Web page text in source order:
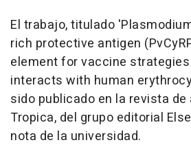
El trabajo, titulado
rich protective antigen
element for vaccine strategies
interacts with human
sido publicado en la revista
Tropica, del grupo editorial
nota de la universidad.